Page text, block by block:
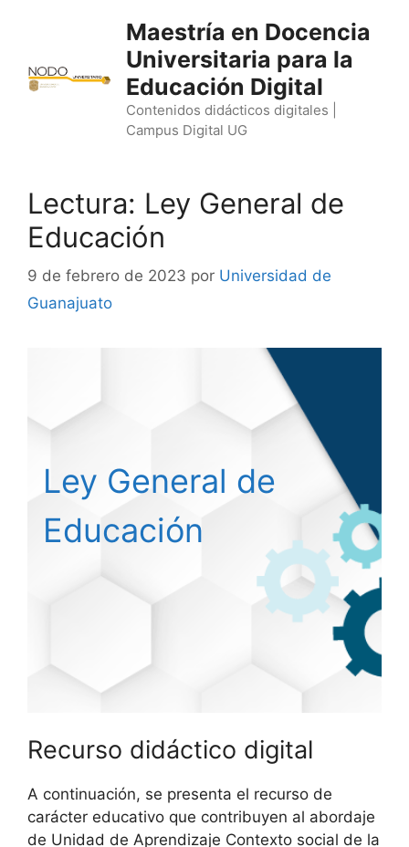
Maestría en Docencia
Universitaria para la
Educación Digital
Contenidos didácticos digitales |
Campus Digital UG
Lectura: Ley General de
Educación
9 de febrero de 2023 por Universidad de
Guanajuato
Ley General de
Educación
Recurso didáctico digital
A continuación, se presenta el recurso de
carácter educativo que contribuyen al abordaje
de Unidad de Aprendizaje Contexto social de la